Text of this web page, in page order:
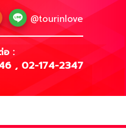
@tourinlove
อ :
, 02-174-2347